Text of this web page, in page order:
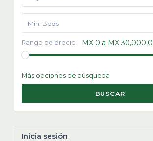
Min. Beds
Rango de precio: MX 0 a MX
Más opciones de búsqueda
BUSCAR
Inicia sesión